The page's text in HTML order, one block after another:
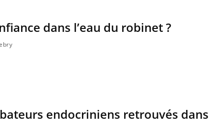
dans l’eau du robinet ?
endocriniens retrouvés dans